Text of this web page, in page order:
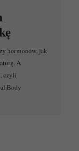
hormonów, jak
A
czyli
Body